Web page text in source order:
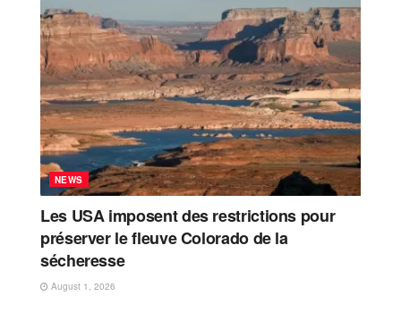
NEWS
Les USA imposent des restrictions pour
préserver le fleuve Colorado de la
sécheresse
August 1, 2026